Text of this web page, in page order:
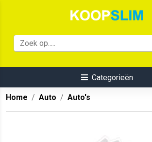
Categorieën
Home Auto Auto's